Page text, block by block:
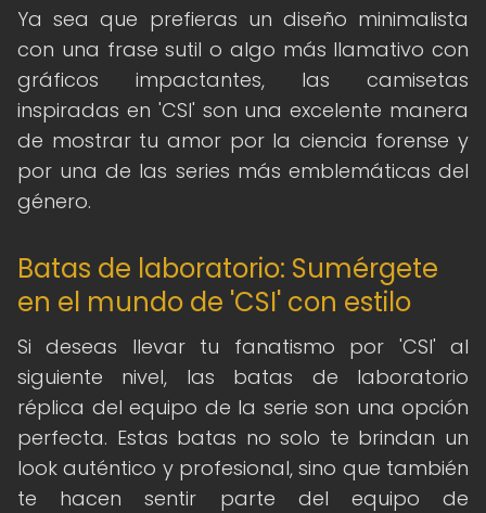
Ya sea que prefieras un diseño minimalista
con una frase sutil o algo más llamativo con
gráficos impactantes, las camisetas
inspiradas en 'CSI' son una excelente manera
de mostrar tu amor por la ciencia forense y
por una de las series más emblemáticas del
género.
Batas de laboratorio: Sumérgete
en el mundo de 'CSI' con estilo
Si deseas llevar tu fanatismo por 'CSI' al
siguiente nivel, las batas de laboratorio
réplica del equipo de la serie son una opción
perfecta. Estas batas no solo te brindan un
look auténtico y profesional, sino que también
te hacen sentir parte del equipo de